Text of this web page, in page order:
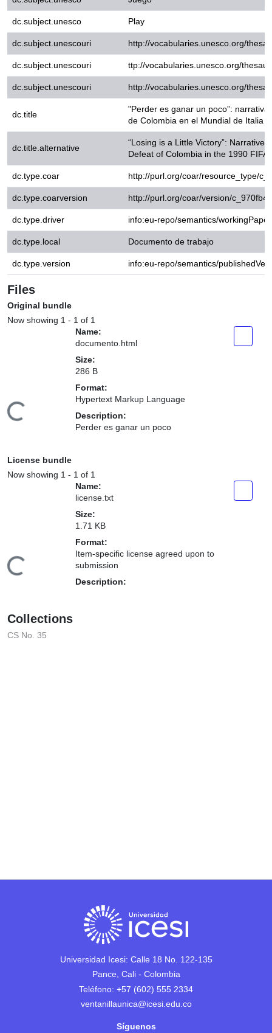
dc.subject.unescouri
ttp://vocabularies.unesco.org/
dc.subject.unescouri
http://
dc.title
"Perder es ganar un poco”:
Colombia en el Mundial de Italia
dc.title.alternative
“Losing is a Little Victory”:
Defeat of Colombia in the 1990
dc.type.coar
http://purl.org/coar/
http://purl.org/coar/version/
dc.type.local
Documento de trabajo
dc.type.version
info:eu-repo/semantics/
Files
Original bundle
Now showing1 - 1 of 1
Name:
Format:
Hypertext Markup Language
Description:
Perder es ganar un poco
License bundle
Now showing
1 - 1 of 1
Name:
1.71 KB
Format:
Item-specific license agreed upon
to submission
Description:
Collections
CS No. 35
Universidad Icesi: Calle 18 No. 122-135
Pance, Cali - Colombia
Teléfono: +57 (602) 555 2334
ventanillaunica@icesi.edu.co
Síguenos